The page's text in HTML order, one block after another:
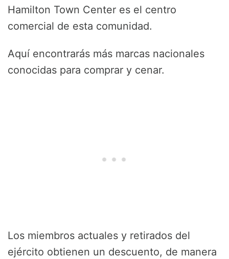
Hamilton Town Center es el centro
comercial de esta comunidad.
Aquí encontrarás más marcas nacionales
conocidas para comprar y cenar.
Los miembros actuales y retirados del
ejército obtienen un descuento, de manera